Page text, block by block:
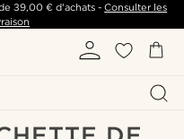
39,00 €d'achats -Consulter les